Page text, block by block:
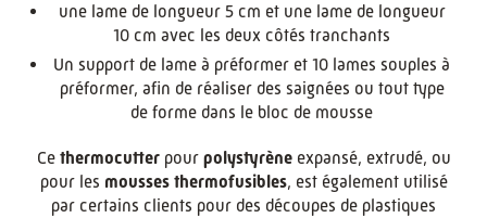
une lame de longueur 5 cm et une lame de longueur
10 cm avec les deux côtés tranchants
Un support de lame à préformer et 10 lames souples à
préformer, afin de réaliser des saignées ou tout type
de forme dans le bloc de mousse
Ce thermocutterpour polystyrèneexpansé, extrudé, ou
pour les mousses thermofusibles, est également utilisé
par certains clients pour des découpes de plastiques